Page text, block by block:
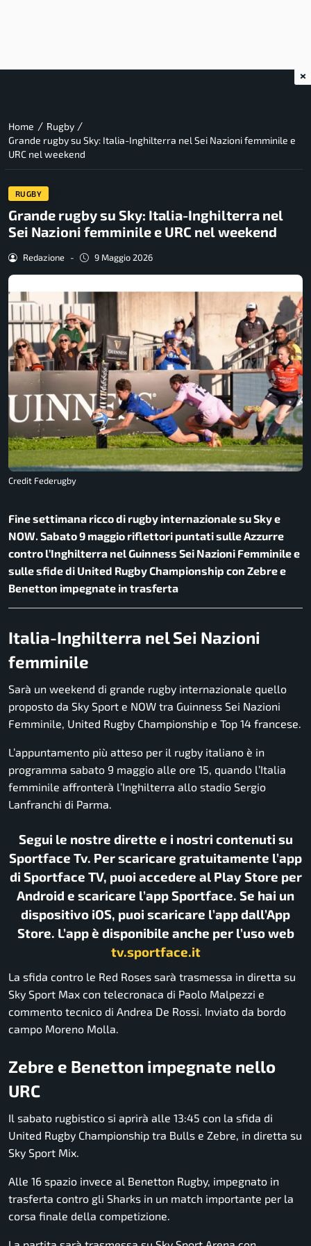
Home / Rugby /
Grande rugby su Sky: Italia-Inghilterra nel Sei Nazioni femminile e
URC nel weekend
RUGBY
Grande rugby su Sky: Italia-Inghilterra nel
Sei Nazioni femminile e URC nel weekend
Redazione - 9 Maggio 2026
Credit Federugby
Fine settimana ricco di rugby internazionale su Sky e
NOW. Sabato 9 maggio riflettori puntati sulle Azzurre
contro l’Inghilterra nel Guinness Sei Nazioni Femminile e
sulle sfide di United Rugby Championship con Zebre e
Benetton impegnate in trasferta
Italia-Inghilterra nel Sei Nazioni
femminile
Sarà un weekend di grande rugby internazionale quello
proposto da Sky Sport e NOW tra Guinness Sei Nazioni
Femminile, United Rugby Championship e Top 14 francese.
L’appuntamento più atteso per il rugby italiano è in
programma sabato 9 maggio alle ore 15, quando l’Italia
femminile affronterà l’Inghilterra allo stadio Sergio
Lanfranchi di Parma.
Segui le nostre dirette e i nostri contenuti su
Sportface Tv. Per scaricare gratuitamente l’app
di Sportface TV, puoi accedere al Play Store per
Android e scaricare l’app Sportface. Se hai un
dispositivo iOS, puoi scaricare l’app dall’App
Store. L’app è disponibile anche per l’uso web
tv.sportface.it
La sfida contro le Red Roses sarà trasmessa in diretta su
Sky Sport Max con telecronaca di Paolo Malpezzi e
commento tecnico di Andrea De Rossi. Inviato da bordo
campo Moreno Molla.
Zebre e Benetton impegnate nello
URC
Il sabato rugbistico si aprirà alle 13:45 con la sfida di
United Rugby Championship tra Bulls e Zebre, in diretta su
Sky Sport Mix.
Alle 16 spazio invece al Benetton Rugby, impegnato in
trasferta contro gli Sharks in un match importante per la
corsa finale della competizione.
×